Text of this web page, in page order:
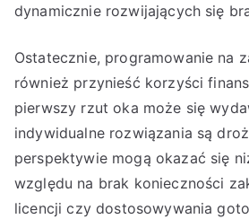
dynamicznie rozwijających się
Ostatecznie, programowanie na
również przynieść korzyści
pierwszy rzut oka może się
indywidualne rozwiązania są
perspektywie mogą okazać się
względu na brak konieczności
licencji czy dostosowywania